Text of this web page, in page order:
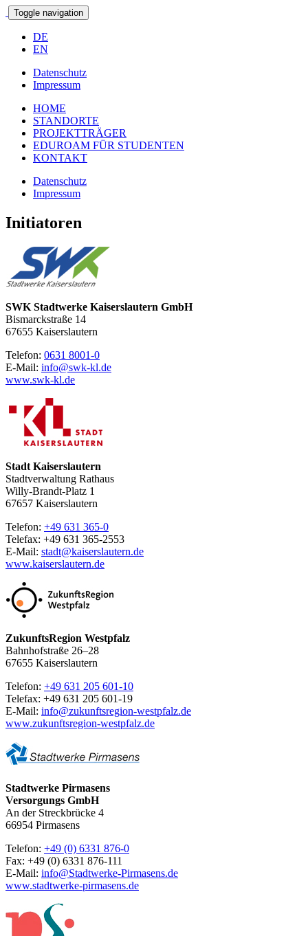
Toggle navigation
DE
EN
Datenschutz
Impressum
HOME
STANDORTE
PROJEKTTRÄGER
EDUROAM FÜR STUDENTEN
KONTAKT
Datenschutz
Impressum
Initiatoren
SWK Stadtwerke Kaiserslautern GmbH
Bismarckstraße 14
67655 Kaiserslautern
Telefon: 0631 8001-0
E-Mail: info@swk-kl.de
www.swk-kl.de
Stadt Kaiserslautern
Stadtverwaltung Rathaus
Willy-Brandt-Platz 1
67657 Kaiserslautern
Telefon: +49 631 365-0
Telefax: +49 631 365-2553
E-Mail: stadt@kaiserslautern.de
www.kaiserslautern.de
ZukunftsRegion Westpfalz
Bahnhofstraße 26–28
67655 Kaiserslautern
Telefon: +49 631 205 601-10
Telefax: +49 631 205 601-19
E-Mail: info@zukunftsregion-westpfalz.de
www.zukunftsregion-westpfalz.de
Stadtwerke Pirmasens
Versorgungs GmbH
An der Streckbrücke 4
66954 Pirmasens
Telefon: +49 (0) 6331 876-0
Fax: +49 (0) 6331 876-111
E-Mail: info@Stadtwerke-Pirmasens.de
www.stadtwerke-pirmasens.de